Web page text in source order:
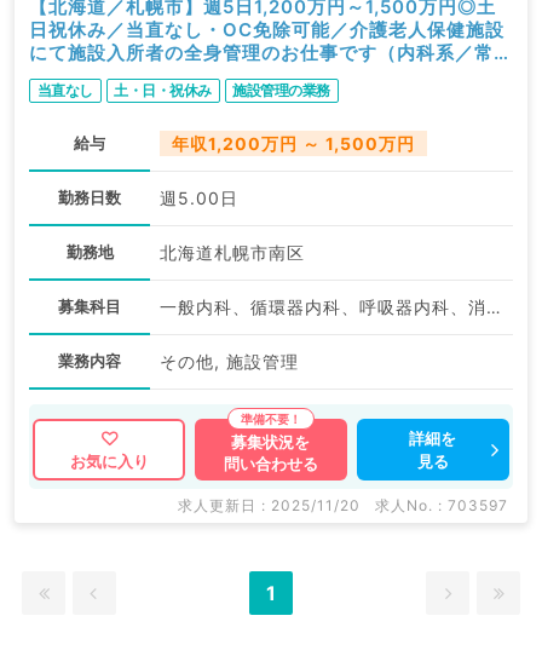
【北海道／札幌市】週5日1,200万円～1,500万円◎土
日祝休み／当直なし・OC免除可能／介護老人保健施設
にて施設入所者の全身管理のお仕事です（内科系／常
勤）
当直なし 土・日・祝休み 施設管理の業務
給与 年収1,200万円 ～ 1,500万円
勤務日数 週5.00日
勤務地 北海道札幌市南区
募集科目 一般内科、循環器内科、呼吸器内科、消化器内科、内分泌・代謝内科
業務内容 その他, 施設管理
お気に入り
募集状況を
問い合わせる
詳細を
見る
求人更新日 : 2025/11/20 求人No. : 703597
1